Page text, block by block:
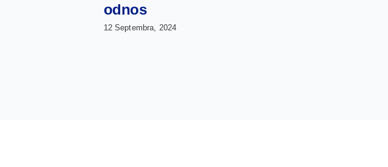
odnos
12 Septembra, 2024